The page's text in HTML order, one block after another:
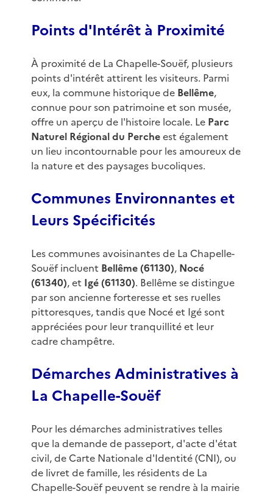
Points d'Intérêt à Proximité
À proximité de La Chapelle-Souëf, plusieurs
points d'intérêt attirent les visiteurs. Parmi
eux, la commune historique de Bellême,
connue pour son patrimoine et son musée,
offre un aperçu de l'histoire locale. Le Parc
Naturel Régional du Percheest également
un lieu incontournable pour les amoureux de
la nature et des paysages bucoliques.
Communes Environnantes et
Leurs Spécificités
Les communes avoisinantes de La Chapelle-
Souëf incluent Bellême (61130), Nocé
(61340), et Igé (61130). Bellême se distingue
par son ancienne forteresse et ses ruelles
pittoresques, tandis que Nocé et Igé sont
appréciées pour leur tranquillité et leur
cadre champêtre.
Démarches Administratives à
La Chapelle-Souëf
Pour les démarches administratives telles
que la demande de passeport, d'acte d'état
civil, de Carte Nationale d'Identité (CNI), ou
de livret de famille, les résidents de La
Chapelle-Souëf peuvent se rendre à la mairie